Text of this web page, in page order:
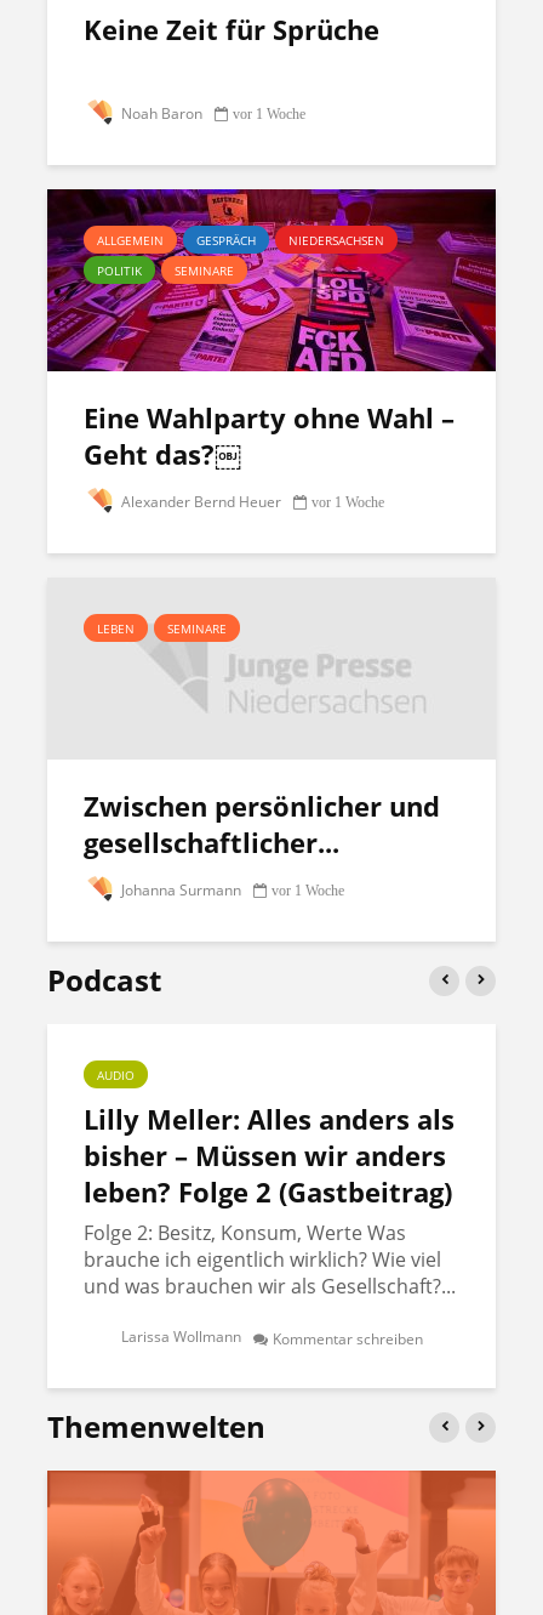
Keine Zeit für Sprüche
Noah Baron vor 1 Woche
ALLGEMEIN GESPRÄCH
NIEDERSACHSEN
POLITIK
SEMINARE
Eine Wahlparty ohne Wahl –
Geht das?￼
Alexander Bernd Heuer vor 1 Woche
LEBEN SEMINARE
Zwischen persönlicher und
gesellschaftlicher...
Johanna Surmann vor 1 Woche
Podcast
AUDIO
Lilly Meller: Alles anders als
bisher – Müssen wir anders
leben? Folge 2 (Gastbeitrag)
Folge 2: Besitz, Konsum, Werte Was
brauche ich eigentlich wirklich? Wie viel
und was brauchen wir als Gesellschaft?...
Larissa Wollmann Kommentar schreiben
Themenwelten